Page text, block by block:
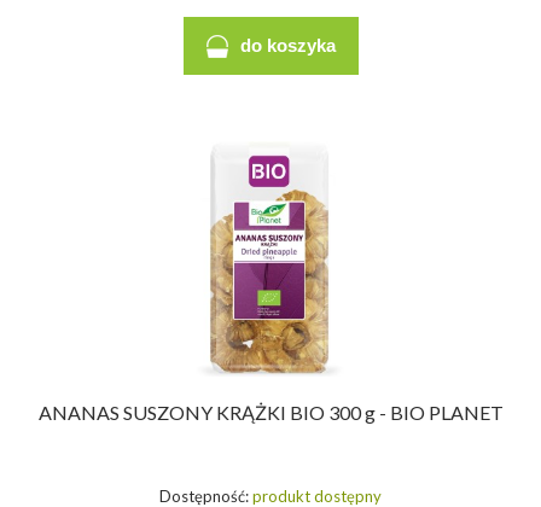
do koszyka
ANANAS SUSZONY KRĄŻKI BIO 300 g - BIO PLANET
Dostępność:produkt dostępny